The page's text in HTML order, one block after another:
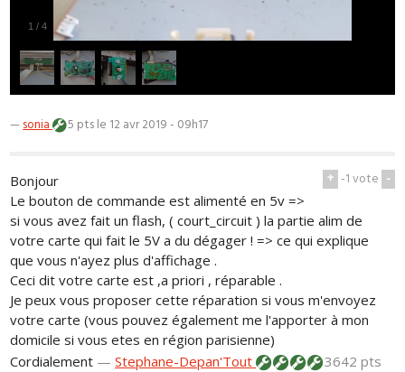
1 /4
—sonia 5 ptsle 12 avr 2019 - 09h17
+ -1vote -
Bonjour
Le bouton de commande est alimenté en 5v =>
si vous avez fait un flash, ( court_circuit ) la partie alim de
votre carte qui fait le 5V a du dégager ! => ce qui explique
que vous n'ayez plus d'affichage .
Ceci dit votre carte est ,a priori , réparable .
Je peux vous proposer cette réparation si vous m'envoyez
votre carte (vous pouvez également me l'apporter à mon
domicile si vous etes en région parisienne)
Cordialement —Stephane-Depan'Tout
3642 pts